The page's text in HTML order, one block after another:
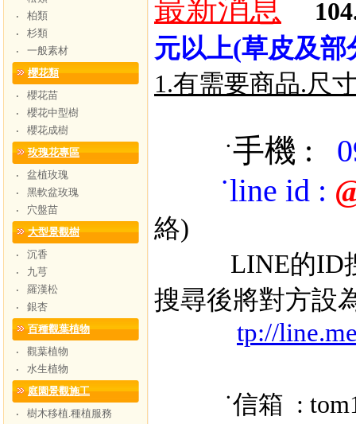
‧
柏類
‧
杉類
‧
一般素材
櫻花類
‧
櫻花苗
‧
櫻花中型樹
‧
櫻花成樹
玫瑰花專區
‧
盆植玫瑰
‧
黑軟盆玫瑰
‧
穴盤苗
大型景觀樹
‧
沉香
‧
九芎
‧
羅漢松
‧
銀杏
百種觀葉植物
‧
觀葉植物
‧
水生植物
庭園景觀施工
‧
樹木移植.種植服務
最新消息
元以上(草皮及
1.有需要商品.尺
˙手機 :
˙line id :
絡)
LINE的ID搜
搜尋後將對方設
tp://
˙信箱 :